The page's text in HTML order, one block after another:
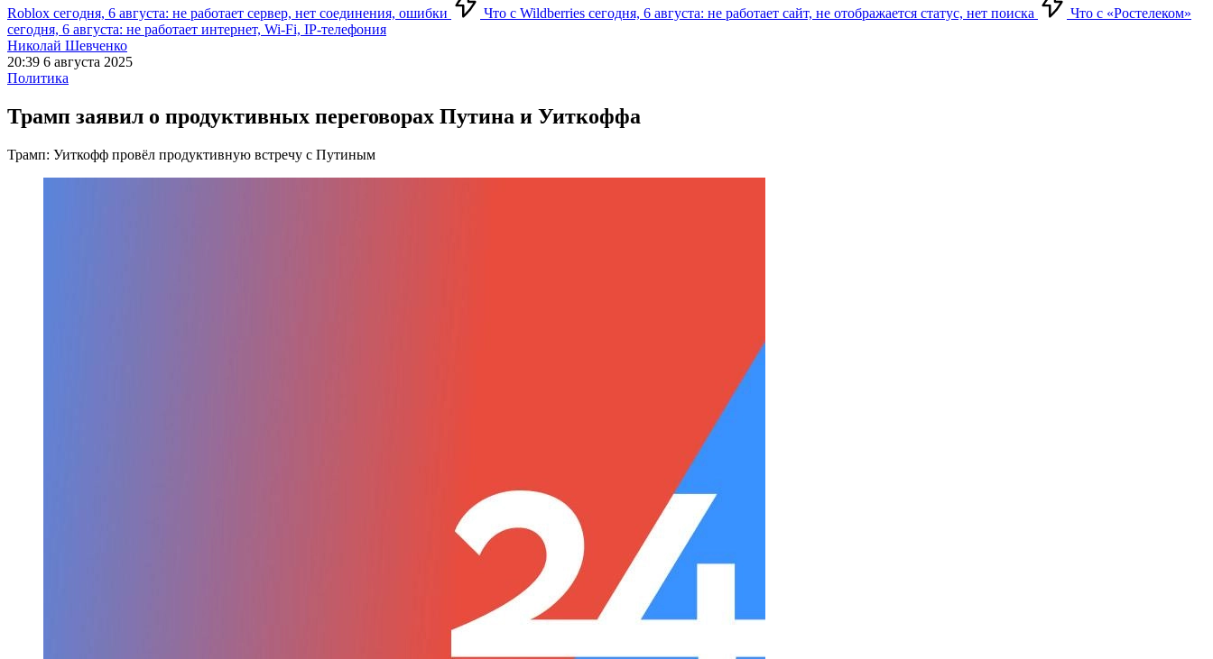
Roblox сегодня, 6 августа: не работает сервер, нет соединения, ошибки Что с Wildberries сегодня, 6 августа: не работает сайт, не отображается статус, нет поиска
Что с «Ростелеком»
сегодня, 6 августа: не работает интернет, Wi-Fi, IP-телефония
Николай Шевченко
20:39 6 августа 2025
Политика
Трамп заявил о продуктивных переговорах Путина и Уиткоффа
Трамп: Уиткофф провёл продуктивную встречу с Путиным